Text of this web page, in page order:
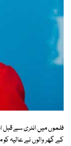
فلموں میں انٹری سے قبل
کے گھر والوں نے عالیہ